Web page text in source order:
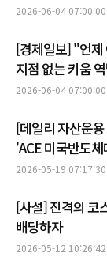
2026-06-04 07:00:00
[경제일보] "언
지점 없는 키움
플랫폼으로 500
2026-06-04 07:00:00
[데일리 자산운
'ACE 미국반도
해외형 1년 수익
2026-05-19 07:17:30
[사설] 진격의 코
배당하자
2026-05-12 10:26:42